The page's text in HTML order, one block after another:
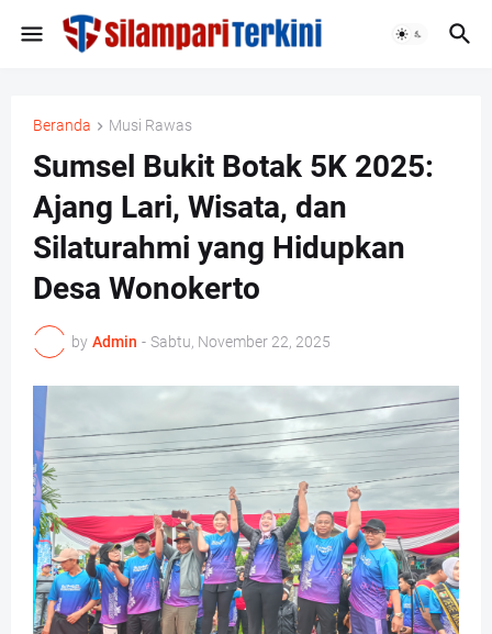
Beranda Musi Rawas
Sumsel Bukit Botak 5K 2025:
Ajang Lari, Wisata, dan
Silaturahmi yang Hidupkan
Desa Wonokerto ‎
by Admin - Sabtu, November 22, 2025